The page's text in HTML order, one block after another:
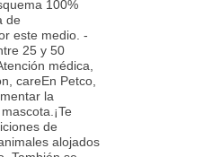
100%
de
este medio. -
25 y 50
médica,
careEn Petco,
la
de
alojados